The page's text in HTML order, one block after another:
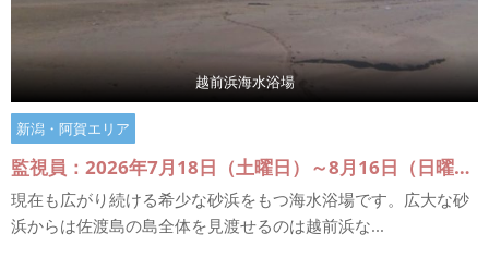
越前浜海水浴場
新潟・阿賀エリア
監視員：2026年7月18日（土曜日）～8月16日（日曜日）
現在も広がり続ける希少な砂浜をもつ海水浴場です。広大な砂
浜からは佐渡島の島全体を見渡せるのは越前浜な...